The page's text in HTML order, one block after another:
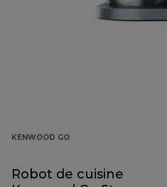
KENWOOD GO
Robot de cuisine